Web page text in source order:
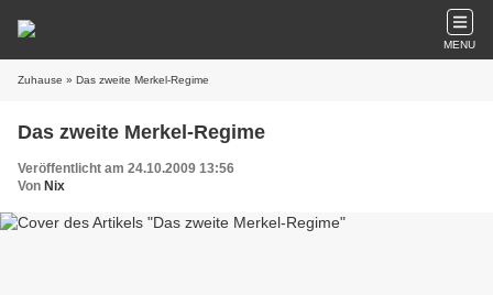
MENU
Zuhause » Das zweite Merkel-Regime
Das zweite Merkel-Regime
Veröffentlicht am 24.10.2009 13:56
Von Nix